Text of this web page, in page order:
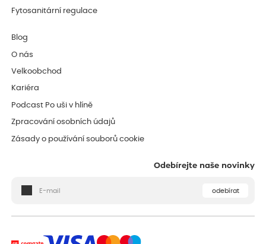
Fytosanitární regulace
Blog
O nás
Velkoobchod
Kariéra
Podcast Po uši v hlíně
Zpracování osobních údajů
Zásady o používání souborů cookie
Odebírejte naše novinky
odebírat